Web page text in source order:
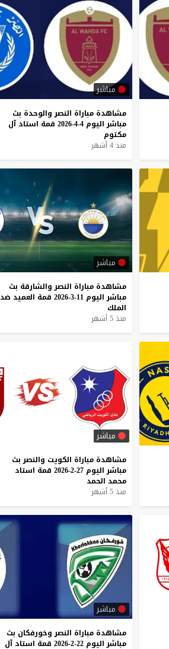
مباشر
مشاهدة مباراة النصر والوحدة بث
مباشر اليوم 4-4-2026 قمة استاد آل
مكتوم
منذ 4 أشهر
مباشر
مشاهدة مباراة النصر والشارقة بث
مباشر اليوم 11-3-2026 قمة العميد ضد
الملك
منذ 5 أشهر
مباشر
مشاهدة مباراة الكويت والنصر بث
مباشر اليوم 27-2-2026 قمة استاد
محمد الحمد
منذ 5 أشهر
مباشر
مشاهدة مباراة النصر وخورفكان بث
مباشر اليوم 22-2-2026 قمة استاد آل